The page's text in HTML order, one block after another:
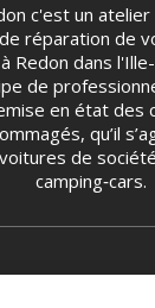
c'est un atelier
réparation de
Redon dans
de
en état des
qu’il
de
camping‑cars.
Redon est une